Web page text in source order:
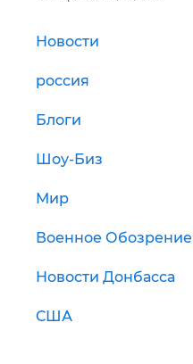
Новости
россия
Блоги
Шоу-Биз
Мир
Военное Обозрение
Новости Донбасса
США